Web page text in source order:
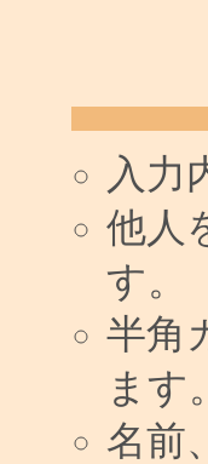
入力
他人
す。
半角
ます。
名前